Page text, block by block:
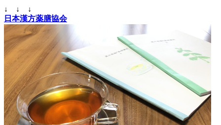
↓ ↓ ↓
日本漢方薬膳協会